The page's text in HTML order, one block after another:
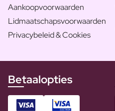
Aankoopvoorwaarden
Lidmaatschapsvoorwaarden
Privacybeleid & Cookies
Betaalopties